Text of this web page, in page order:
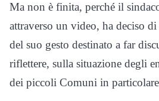
Ma non è finita, perché il
attraverso un video, ha deciso
del suo gesto destinato a far
riflettere, sulla situazione degli
dei piccoli Comuni in